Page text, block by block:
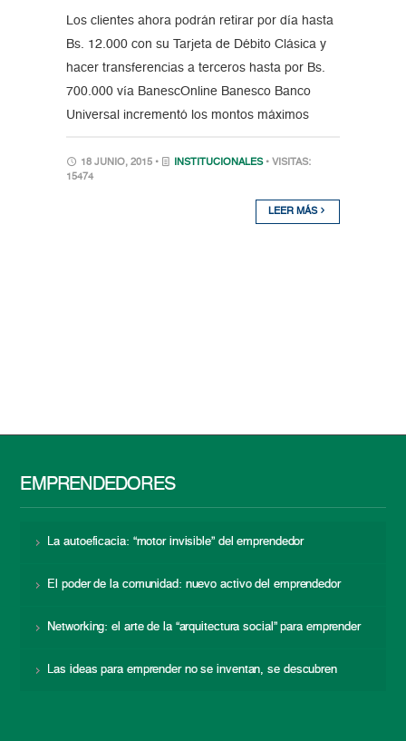
Los clientes ahora podrán retirar por día hasta
Bs. 12.000 con su Tarjeta de Débito Clásica y
hacer transferencias a terceros hasta por Bs.
700.000 vía BanescOnline Banesco Banco
Universal incrementó los montos máximos
18 JUNIO, 2015 • INSTITUCIONALES • VISITAS:
15474
LEER MÁS
EMPRENDEDORES
La autoeficacia: “motor invisible” del emprendedor
El poder de la comunidad: nuevo activo del emprendedor
Networking: el arte de la “arquitectura social” para emprender
Las ideas para emprender no se inventan, se descubren